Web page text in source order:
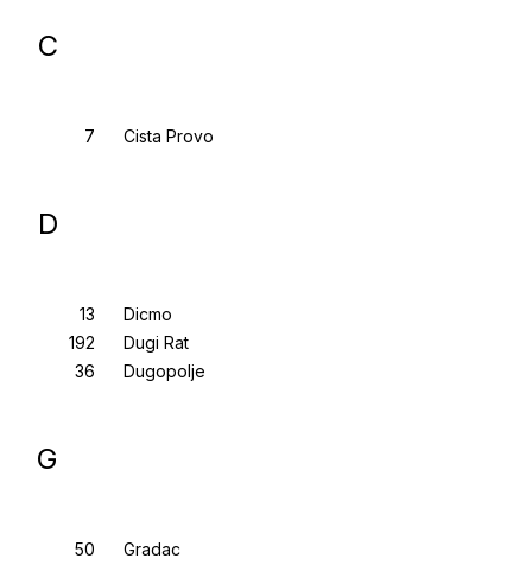
C
Cista Provo
D
Dicmo
Dugi Rat
Dugopolje
G
Gradac